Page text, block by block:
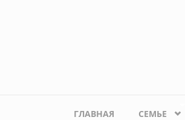
ГЛАВНАЯ СЕМЬЕ